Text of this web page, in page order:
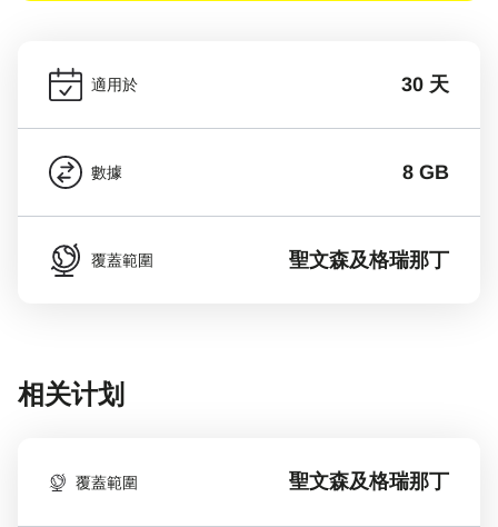
適用於 30 天
數據 8 GB
覆蓋範圍 聖文森及格瑞那丁
相关计划
覆蓋範圍 聖文森及格瑞那丁